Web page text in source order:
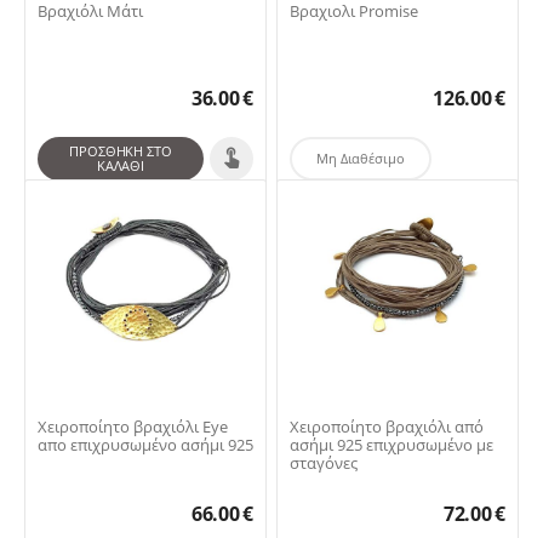
Βραχιόλι Μάτι
36.00€
ΠΡΟΣΘΉΚΗ ΣΤΟ
ΚΑΛΆΘΙ
Βραχιολι Promise
126.00€
Μη Διαθέσιμο
Χειροποίητο βραχιόλι Eye
απο επιχρυσωμένο ασήμι 925
66.00€
Χειροποίητο βραχιόλι από
ασήμι 925 επιχρυσωμένο με
σταγόνες
72.00€